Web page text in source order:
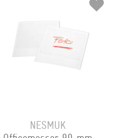
NESMUK